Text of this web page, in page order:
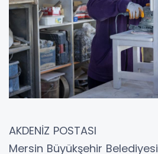
AKDENİZ POSTASI
Mersin Büyükşehir